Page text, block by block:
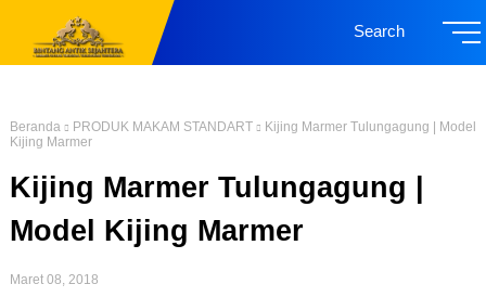
Search
Beranda PRODUK MAKAM STANDART
Kijing Marmer Tulungagung | Model
Kijing Marmer
Kijing Marmer Tulungagung |
Model Kijing Marmer
Maret 08, 2018